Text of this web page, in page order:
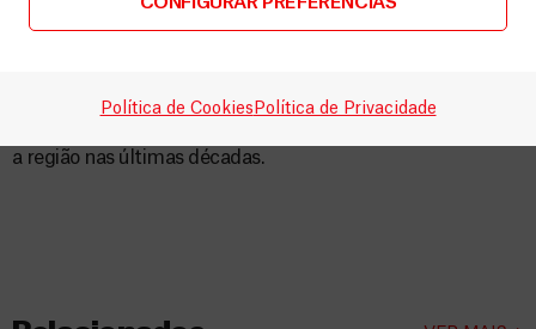
Política de Cookies Política de Privacidade
desde a nossa primeira intervenção em 1992, a Médicos
necessário, a apoiar as comunidades afetadas por conflitos,
a região nas últimas décadas.